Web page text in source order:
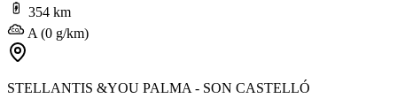
354 km
A (0 g/km)
STELLANTIS &YOU PALMA - SON CASTELLÓ